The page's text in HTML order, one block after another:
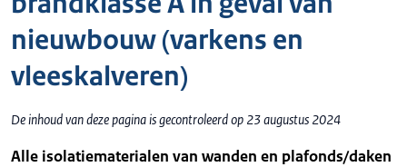
nieuwbouw (varkens en
vleeskalveren)
De inhoud van deze pagina is gecontroleerd op 23 augustus 2024
Alle isolatiematerialen van wanden en plafonds/daken